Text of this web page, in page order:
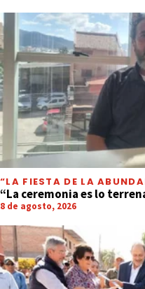
“LA FIESTA DE LA
“La ceremonia es lo
8 de agosto, 2026